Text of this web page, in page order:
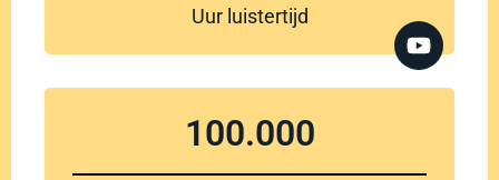
Uur luistertijd
100.000